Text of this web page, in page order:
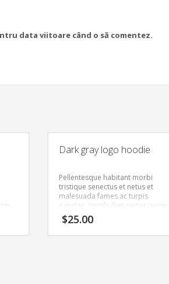
data viitoare când o să comentez.
Dark gray logo hoodie
Pellentesque habitant morbi
tristique senectus et netus et
malesuada fames ac turpis
egestas. Vestibulum tortor quam,
feugiat vitae, ultricies eget, tempor
sit amet, ante. Donec eu libero sit
$25.00